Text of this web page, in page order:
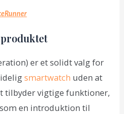
er et solidt valg for
smartwatch uden at
tilbyder vigtige funktioner,
en introduktion til